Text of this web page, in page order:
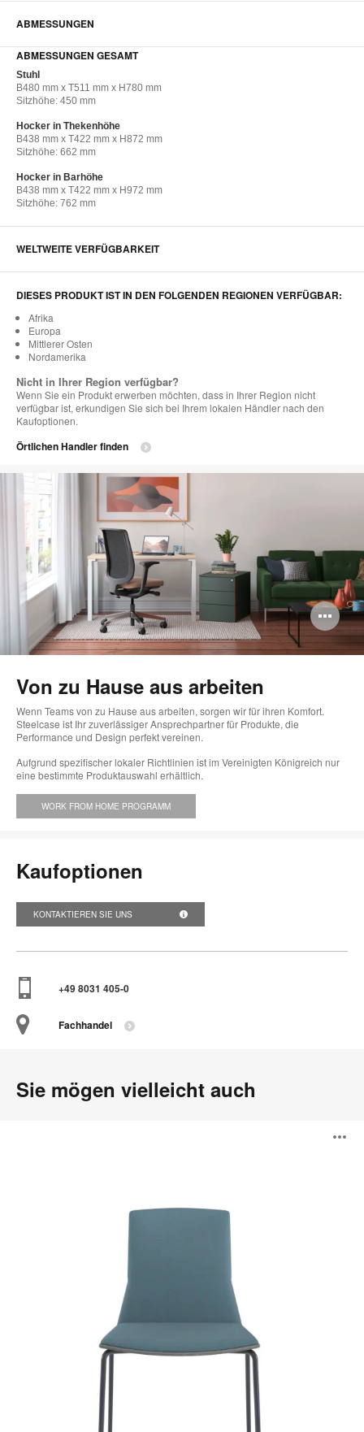
ABMESSUNGEN
ABMESSUNGEN GESAMT
Stuhl
B480 mm x T511 mm x H780 mm
Sitzhöhe: 450 mm
Hocker in Thekenhöhe
B438 mm x T422 mm x H872 mm
Sitzhöhe: 662 mm
Hocker in Barhöhe
B438 mm x T422 mm x H972 mm
Sitzhöhe: 762 mm
WELTWEITE VERFÜGBARKEIT
DIESES PRODUKT IST IN DEN FOLGENDEN REGIONEN VERFÜGBAR:
Afrika
Europa
Mittlerer Osten
Nordamerika
Nicht in Ihrer Region verfügbar?
Wenn Sie ein Produkt erwerben möchten, dass in Ihrer Region nicht
verfügbar ist, erkundigen Sie sich bei Ihrem lokalen Händler nach den
Kaufoptionen.
Örtlichen Handler finden
Von zu Hause aus arbeiten
Wenn Teams von zu Hause aus arbeiten, sorgen wir für ihren Komfort.
Steelcase ist Ihr zuverlässiger Ansprechpartner für Produkte, die
Performance und Design perfekt vereinen.
Aufgrund spezifischer lokaler Richtlinien ist im Vereinigten Königreich nur
eine bestimmte Produktauswahl erhältlich.
WORK FROM HOME PROGRAMM
Kaufoptionen
KONTAKTIEREN SIE UNS
+49 8031 405-0
Fachhandel
Sie mögen vielleicht auch